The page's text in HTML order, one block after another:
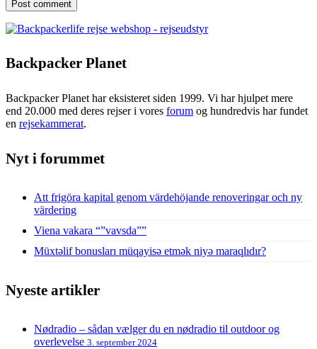
Backpacker Planet
Backpacker Planet har eksisteret siden 1999. Vi har hjulpet mere
end 20.000 med deres rejser i vores forum og hundredvis har fundet
en rejsekammerat.
Nyt i forummet
Att frigöra kapital genom värdehöjande renoveringar och ny
värdering
Viena vakara “”vavsda””
Müxtəlif bonusları müqayisə etmək niyə maraqlıdır?
Nyeste artikler
Nødradio – sådan vælger du en nødradio til outdoor og
overlevelse 3. september 2024